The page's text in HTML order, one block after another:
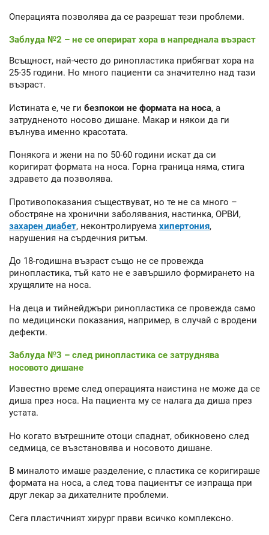
Операцията позволява да се разрешат тези проблеми.
Заблуда №2 – не се оперират хора в напреднала възраст
Всъщност, най-често до ринопластика прибягват хора на
25-35 години. Но много пациенти са значително над тази
възраст.
Истината е, че ги безпокои не формата на носа, а
затрудненото носово дишане. Макар и някои да ги
вълнува именно красотата.
Понякога и жени на по 50-60 години искат да си
коригират формата на носа. Горна граница няма, стига
здравето да позволява.
Противопоказания съществуват, но те не са много –
обостряне на хронични заболявания, настинка, ОРВИ,
захарен диабет, неконтролируема хипертония,
нарушения на сърдечния ритъм.
До 18-годишна възраст също не се провежда
ринопластика, тъй като не е завършило формирането на
хрущялите на носа.
На деца и тийнейджъри ринопластика се провежда само
по медицински показания, например, в случай с вродени
дефекти.
Заблуда №3 – след ринопластика се затруднява
носовото дишане
Известно време след операцията наистина не може да се
диша през носа. На пациента му се налага да диша през
устата.
Но когато вътрешните отоци спаднат, обикновено след
седмица, се възстановява и носовото дишане.
В миналото имаше разделение, с пластика се коригираше
формата на носа, а след това пациентът се изпраща при
друг лекар за дихателните проблеми.
Сега пластичният хирург прави всичко комплексно.